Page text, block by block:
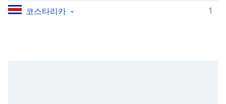
Chapters코스타리카 1